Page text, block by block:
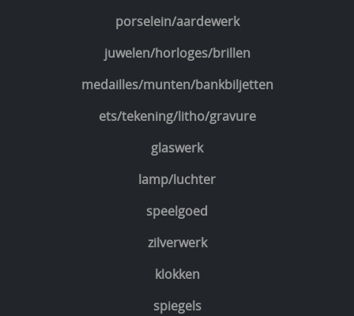
porselein/aardewerk
juwelen/horloges/brillen
medailles/munten/bankbiljetten
ets/tekening/litho/gravure
glaswerk
lamp/luchter
speelgoed
zilverwerk
klokken
spiegels